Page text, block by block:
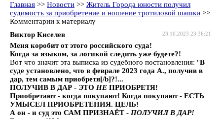
Главная >> Новости >> Житель Города юности получил
судимость за приобретение и ношение тротиловой шашки >>
Комментарии к материалу
23.10.2023 23:36:21
Виктор Киселев
Меня коробит от этого российского суда!
Когда за языком, за логикой следить уже будете?!
Вот что значит эта выписка из судебного постановления: "В
суде установлено, что в феврале 2023 года А., получив в
дар, тем самым приобретя[/b]?!...
ПОЛУЧИВ В ДАР - ЭТО НЕ ПРИОБРЕТЯ!
Приобретают - когда покупают! Когда покупают - ЕСТЬ
УМЫСЕЛ ПРИОБРЕТЕНИЯ. ЦЕЛЬ!
А он - и суд это САМ ПРИЗНАЁТ - ПОЛУЧИЛ В ДАР!